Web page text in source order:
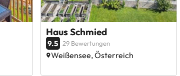
Haus Schmied
9.5 29 Bewertungen
Weißensee, Österreich